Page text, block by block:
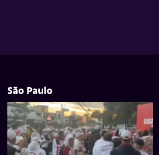
São Paulo